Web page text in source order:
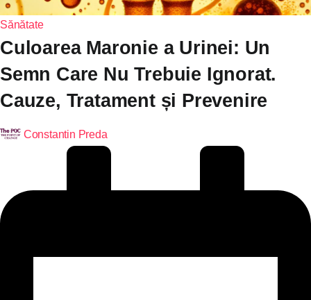
Sănătate
Culoarea Maronie a Urinei: Un
Semn Care Nu Trebuie Ignorat.
Cauze, Tratament și Prevenire
Constantin Preda